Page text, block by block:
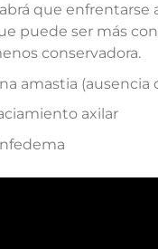
que enfrentarse
puede ser más
conservadora.
amastia (ausencia
axilar